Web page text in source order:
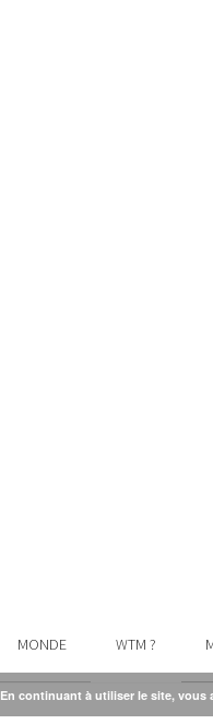
MONDE WTM ?
En continuant à utiliser le site, vous